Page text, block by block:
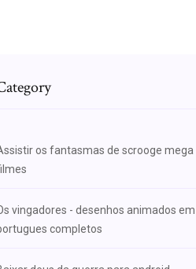
os fantasmas de scrooge mega
vingadores - desenhos animados em
completos